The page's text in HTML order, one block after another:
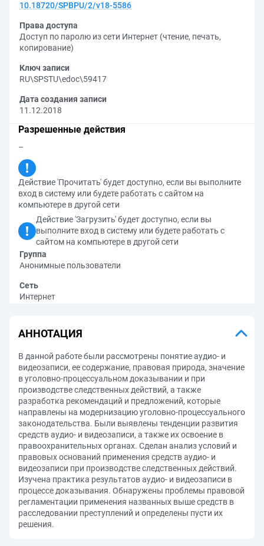
10.18720/SPBPU/2/v18-5586
Права доступа
Доступ по паролю из сети Интернет (чтение, печать,
копирование)
Ключ записи
RU\SPSTU\edoc\59417
Дата создания записи
11.12.2018
Разрешенные действия
–
Действие 'Прочитать' будет доступно, если вы выполните
вход в систему или будете работать с сайтом на
компьютере в другой сети
Действие 'Загрузить' будет доступно, если вы
выполните вход в систему или будете работать с
сайтом на компьютере в другой сети
Группа
Анонимные пользователи
Сеть
Интернет
АННОТАЦИЯ
В данной работе были рассмотрены понятие аудио- и
видеозаписи, ее содержание, правовая природа, значение
в уголовно-процессуальном доказывании и при
производстве следственных действий, а также
разработка рекомендаций и предложений, которые
направлены на модернизацию уголовно-процессуального
законодательства. Были выявлены тенденции развития
средств аудио- и видеозаписи, а также их освоение в
правоохранительных органах. Сделан анализ условий и
правовых оснований применения средств аудио- и
видеозаписи при производстве следственных действий.
Изучена практика результатов аудио- и видеозаписи в
процессе доказывания. Обнаружены проблемы правовой
регламентации применения названных выше средств в
расследовании преступлений и определены пусти их
решения.